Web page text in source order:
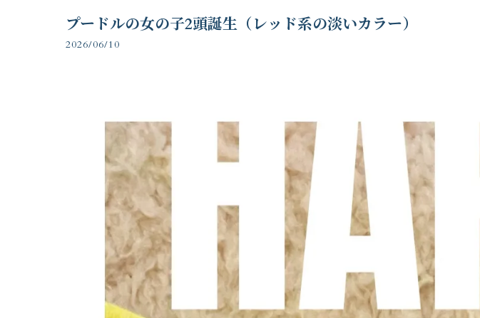
プードルの女の子2頭誕生（レッド系の淡いカラー）
2026/06/10